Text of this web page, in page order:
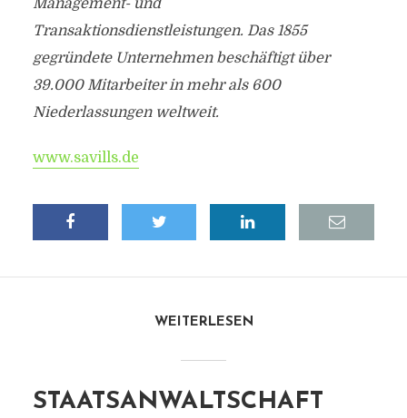
Management- und
Transaktionsdienstleistungen. Das 1855
gegründete Unternehmen beschäftigt über
39.000 Mitarbeiter in mehr als 600
Niederlassungen weltweit.
www.savills.de
WEITERLESEN
STAATSANWALTSCHAFT